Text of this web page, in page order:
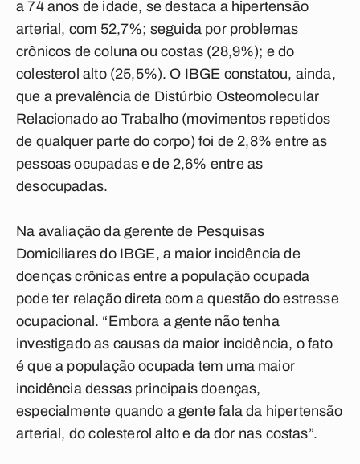
a 74 anos de idade, se destaca a hipertensão
arterial, com 52,7%; seguida por problemas
crônicos de coluna ou costas (28,9%); e do
colesterol alto (25,5%). O IBGE constatou, ainda,
que a prevalência de Distúrbio Osteomolecular
Relacionado ao Trabalho (movimentos repetidos
de qualquer parte do corpo) foi de 2,8% entre as
pessoas ocupadas e de 2,6% entre as
desocupadas.
Na avaliação da gerente de Pesquisas
Domiciliares do IBGE, a maior incidência de
doenças crônicas entre a população ocupada
pode ter relação direta com a questão do estresse
ocupacional. “Embora a gente não tenha
investigado as causas da maior incidência, o fato
é que a população ocupada tem uma maior
incidência dessas principais doenças,
especialmente quando a gente fala da hipertensão
arterial, do colesterol alto e da dor nas costas”.